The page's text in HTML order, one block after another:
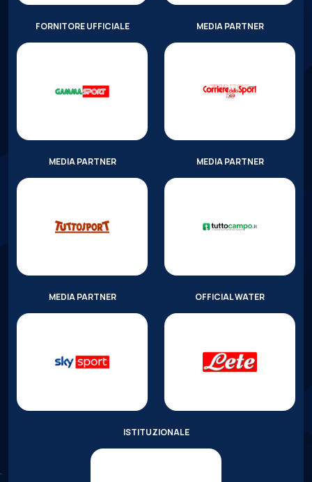
FORNITORE UFFICIALE MEDIA PARTNER
MEDIA PARTNER MEDIA PARTNER
MEDIA PARTNER OFFICIAL WATER
ISTITUZIONALE